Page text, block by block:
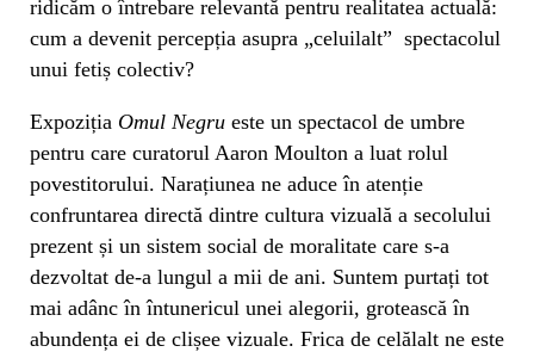
ridicăm o întrebare relevantă pentru realitatea actuală:
cum a devenit percepția asupra „celuilalt” spectacolul
unui fetiș colectiv?
Expoziția Omul Negru este un spectacol de umbre
pentru care curatorul Aaron Moulton a luat rolul
povestitorului. Narațiunea ne aduce în atenție
confruntarea directă dintre cultura vizuală a secolului
prezent și un sistem social de moralitate care s-a
dezvoltat de-a lungul a mii de ani. Suntem purtați tot
mai adânc în întunericul unei alegorii, grotească în
abundența ei de clișee vizuale. Frica de celălalt ne este